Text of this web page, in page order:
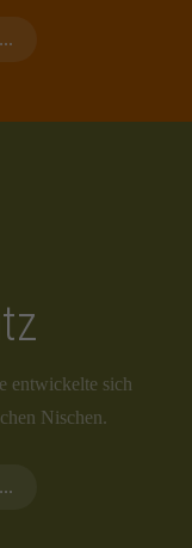
entwickelte sich
Nischen.